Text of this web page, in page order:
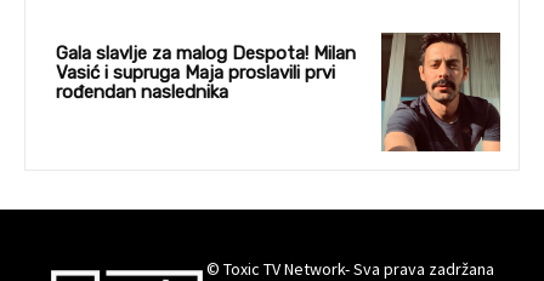
Gala slavlje za malog Despota! Milan
Vasić i supruga Maja proslavili prvi
rođendan naslednika
© Toxic TV Network- Sva prava zadržana